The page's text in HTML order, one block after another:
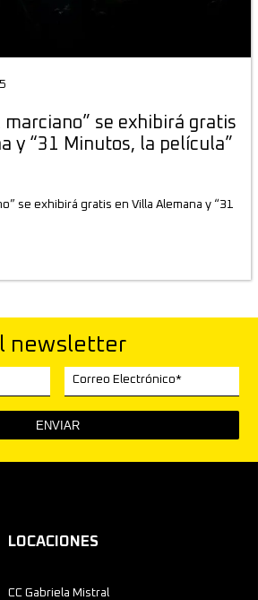
marciano” se exhibirá gratis
y “31 Minutos, la película”
se exhibirá gratis en Villa Alemana y “31
newsletter
Correo Electrónico*
LOCACIONES
CC Gabriela Mistral